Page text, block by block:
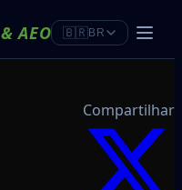
&AEO 🇧🇷BR
Compartilhar